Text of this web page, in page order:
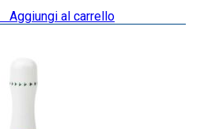
Aggiungi al carrello